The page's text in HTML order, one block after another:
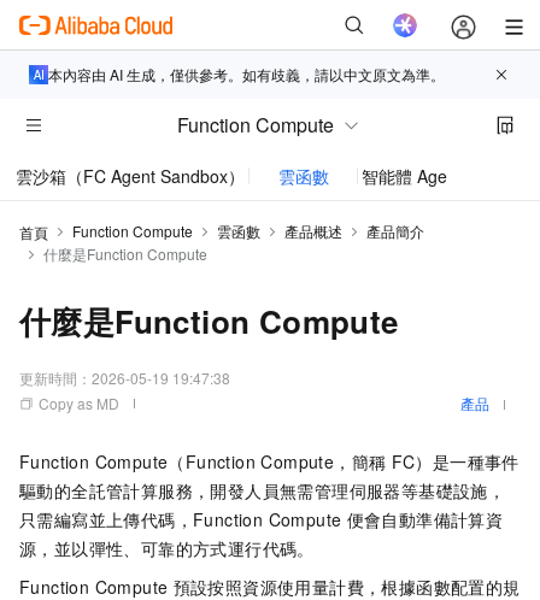
本內容由 AI 生成，僅供參考。如有歧義，請以中文原文為準。
Function Compute
雲沙箱（FC Agent Sandbox） 雲函數 智能體 AgentRun
首頁 Function Compute 雲函數 產品概述
產品簡介
什麼是Function Compute
什麼是Function Compute
更新時間： 2026-05-19 19:47:38
Copy as MD
產品
Function Compute （Function Compute，簡稱 FC）是一種事件
驅動的全託管計算服務，開發人員無需管理伺服器等基礎設施，
只需編寫並上傳代碼， Function Compute 便會自動準備計算資
源，並以彈性、可靠的方式運行代碼。
Function Compute 預設按照資源使用量計費，根據函數配置的規